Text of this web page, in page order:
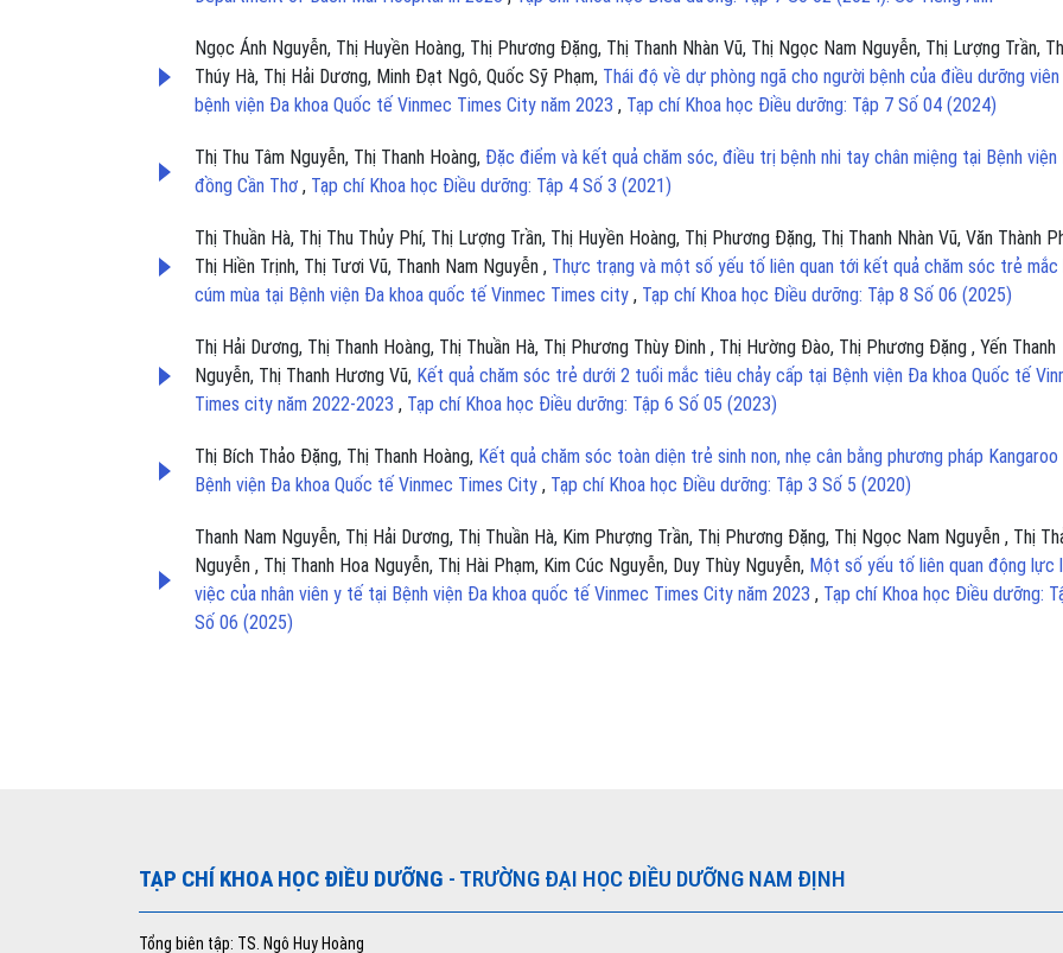
Ngọc Ánh Nguyễn, Thị Huyền Hoàng, Thị Phương Đặng, Thị Thanh Nhàn Vũ, Thị Ngọc Nam Nguyễn, Thị Lượng Trần,
Thúy Hà, Thị Hải Dương, Minh Đạt Ngô, Quốc Sỹ Phạm, Thái độ về dự phòng ngã cho người bệnh của điều dưỡng
bệnh viện Đa khoa Quốc tế Vinmec Times City năm 2023 , Tạp chí Khoa học Điều dưỡng: Tập 7 Số 04 (2024)
Thị Thu Tâm Nguyễn, Thị Thanh Hoàng, Đặc điểm và kết quả chăm sóc, điều trị bệnh nhi tay chân miệng tại Bệnh viện
đồng Cần Thơ , Tạp chí Khoa học Điều dưỡng: Tập 4 Số 3 (2021)
Thị Thuần Hà, Thị Thu Thủy Phí, Thị Lượng Trần, Thị Huyền Hoàng, Thị Phương Đặng, Thị Thanh Nhàn Vũ, Văn Thành
Thị Hiền Trịnh, Thị Tươi Vũ, Thanh Nam Nguyễn , Thực trạng và một số yếu tố liên quan tới kết quả chăm sóc trẻ mắc
cúm mùa tại Bệnh viện Đa khoa quốc tế Vinmec Times city , Tạp chí Khoa học Điều dưỡng: Tập 8 Số 06 (2025)
Thị Hải Dương, Thị Thanh Hoàng, Thị Thuần Hà, Thị Phương Thùy Đinh , Thị Hường Đào, Thị Phương Đặng , Yến Thanh
Nguyễn, Thị Thanh Hương Vũ, Kết quả chăm sóc trẻ dưới 2 tuổi mắc tiêu chảy cấp tại Bệnh viện Đa khoa Quốc tế
Times city năm 2022-2023 , Tạp chí Khoa học Điều dưỡng: Tập 6 Số 05 (2023)
Thị Bích Thảo Đặng, Thị Thanh Hoàng, Kết quả chăm sóc toàn diện trẻ sinh non, nhẹ cân bằng phương pháp Kangaroo
Bệnh viện Đa khoa Quốc tế Vinmec Times City , Tạp chí Khoa học Điều dưỡng: Tập 3 Số 5 (2020)
Thanh Nam Nguyễn, Thị Hải Dương, Thị Thuần Hà, Kim Phượng Trần, Thị Phương Đặng, Thị Ngọc Nam Nguyễn , Thị
Nguyễn , Thị Thanh Hoa Nguyễn, Thị Hài Phạm, Kim Cúc Nguyễn, Duy Thùy Nguyễn, Một số yếu tố liên quan động lực
việc của nhân viên y tế tại Bệnh viện Đa khoa quốc tế Vinmec Times City năm 2023 , Tạp chí Khoa học Điều dưỡng:
Số 06 (2025)
TẠP CHÍ KHOA HỌC ĐIỀU DƯỠNG - TRƯỜNG ĐẠI HỌC ĐIỀU DƯỠNG NAM ĐỊNH
Tổng biên tập: TS. Ngô Huy Hoàng